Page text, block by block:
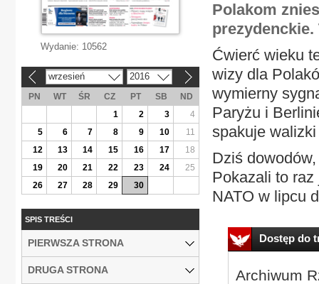
Polakom
prezydenckie.
Ćwierć wieku
wizy dla
wymierny
Paryżu i
spakuje
Dziś
Pokazali to
NATO w lipcu
Dostęp do
Archiwum
Wydanie: 10562
wrzesień 2016
PN WT ŚR CZ PT SB
ND
1
2 3
4
5
6 7 8 9 10
11
12
13 14 15 16 17
18
19
20 21 22 23 24
25
26
27 28 29 30
SPIS TREŚCI
PIERWSZA STRONA
DRUGA STRONA